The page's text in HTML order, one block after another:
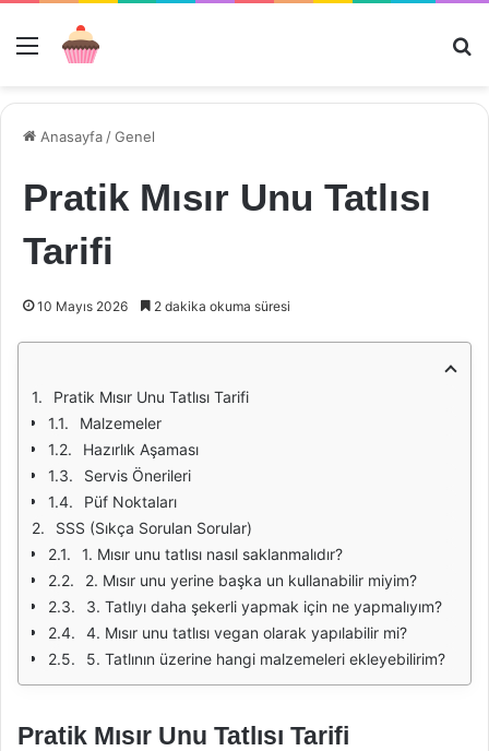
Menü
Anasayfa /Genel
Pratik Mısır Unu Tatlısı
Tarifi
10 Mayıs 2026 2 dakika okuma süresi
Pratik Mısır Unu Tatlısı Tarifi
Malzemeler
Hazırlık Aşaması
Servis Önerileri
Püf Noktaları
SSS (Sıkça Sorulan Sorular)
1. Mısır unu tatlısı nasıl saklanmalıdır?
2. Mısır unu yerine başka un kullanabilir miyim?
3. Tatlıyı daha şekerli yapmak için ne yapmalıyım?
4. Mısır unu tatlısı vegan olarak yapılabilir mi?
5. Tatlının üzerine hangi malzemeleri ekleyebilirim?
Pratik Mısır Unu Tatlısı Tarifi